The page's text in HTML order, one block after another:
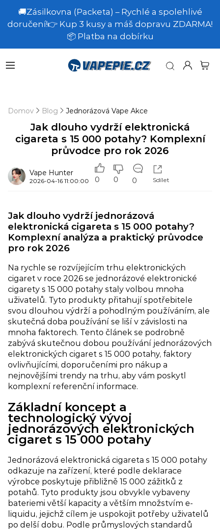
🚚Zásilkovna (Packeta) – Rychlé a spolehlivé
doručení!👉 Kup 3 kusy a máš dopravu ZDARMA!
📦 Platba na dobírku
Domov Blog Jednorázová Vape Akce
Jak dlouho vydrží elektronická
cigareta s 15 000 potahy? Komplexní
průvodce pro rok 2026
Vape Hunter
2026-04-16 11:00:00 0 0 0 Sdílet
Jak dlouho vydrží jednorázová
elektronická cigareta s 15 000 potahy?
Komplexní analýza a praktický průvodce
pro rok 2026
Na rychle se rozvíjejícím trhu elektronických
cigaret v roce 2026 se jednorázové elektronické
cigarety s 15 000 potahy staly volbou mnoha
uživatelů. Tyto produkty přitahují spotřebitele
svou dlouhou výdrží a pohodlným používáním, ale
skutečná doba používání se liší v závislosti na
mnoha faktorech. Tento článek se podrobně
zabývá skutečnou dobou používání jednorázových
elektronických cigaret s 15 000 potahy, faktory
ovlivňujícími, doporučeními pro nákup a
nejnovějšími trendy na trhu, aby vám poskytl
komplexní referenční informace.
Základní koncept a
technologický vývoj
jednorázových elektronických
cigaret s 15 000 potahy
Jednorázová elektronická cigareta s 15 000 potahy
odkazuje na zařízení, které podle deklarace
výrobce poskytuje přibližně 15 000 zážitků z
potahů. Tyto produkty jsou obvykle vybaveny
bateriemi větší kapacity a větším množstvím e-
liquidu, jejichž cílem je uspokojit potřeby uživatelů
po delší dobu. Podle průmyslových standardů